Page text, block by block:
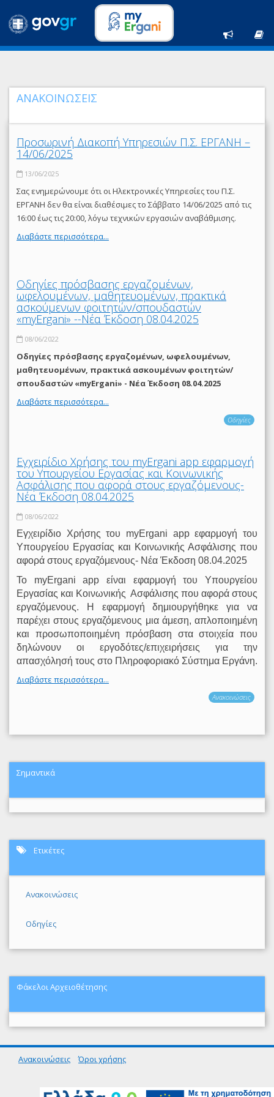
ΑΝΑΚΟΙΝΩΣΕΙΣ
Προσωρινή Διακοπή Υπηρεσιών Π.Σ. ΕΡΓΑΝΗ –
14/06/2025
13/06/2025
Σας ενημερώνουμε ότι οι Ηλεκτρονικές Υπηρεσίες του Π.Σ.
ΕΡΓΑΝΗ δεν θα είναι διαθέσιμες το Σάββατο 14/06/2025 από τις
16:00 έως τις 20:00, λόγω τεχνικών εργασιών αναβάθμισης.
Διαβάστε περισσότερα...
Οδηγίες πρόσβασης εργαζομένων,
ωφελουμένων, μαθητευομένων, πρακτικά
ασκούμενων φοιτητών/σπουδαστών
«myErgani» --Νέα Έκδοση 08.04.2025
08/06/2022
Οδηγίες πρόσβασης εργαζομένων, ωφελουμένων,
μαθητευομένων, πρακτικά ασκουμένων φοιτητών/
σπουδαστών «myErgani» - Νέα Έκδοση 08.04.2025
Διαβάστε περισσότερα...
Οδηγίες
Εγχειρίδιο Χρήσης του myΕrgani app εφαρμογή
του Υπουργείου Εργασίας και Κοινωνικής
Ασφάλισης που αφορά στους εργαζόμενους-
Νέα Έκδοση 08.04.2025
08/06/2022
Εγχειρίδιο Χρήσης του myΕrgani app εφαρμογή του
Υπουργείου Εργασίας και Κοινωνικής Ασφάλισης που
αφορά στους εργαζόμενους- Νέα Έκδοση 08.04.2025
Το myΕrgani app είναι εφαρμογή του Υπουργείου
Εργασίας και Κοινωνικής Ασφάλισης που αφορά στους
εργαζόμενους. Η εφαρμογή δημιουργήθηκε για να
παρέχει στους εργαζόμενους μια άμεση, απλοποιημένη
και προσωποποιημένη πρόσβαση στα στοιχεία που
δηλώνουν οι εργοδότες/επιχειρήσεις για την
απασχόλησή τους στο Πληροφοριακό Σύστημα Εργάνη.
Διαβάστε περισσότερα...
Ανακοινώσεις
Σημαντικά
Ετικέτες
Ανακοινώσεις
Οδηγίες
Φάκελοι Αρχειοθέτησης
Ανακοινώσεις Όροι χρήσης